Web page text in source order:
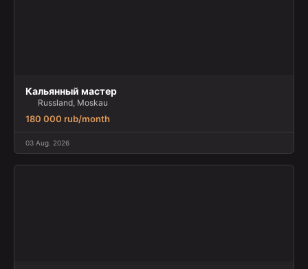
Кальянный мастер
Russland, Moskau
180 000 rub/month
03 Aug. 2026